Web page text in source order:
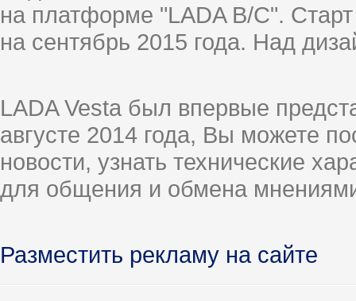
на платформе "LADA B/C".
на сентябрь 2015 года. Над
LADA Vesta был впервые
августе 2014 года, Вы можете
новости, узнать технические
для общения и обмена
Разместить рекламу на сайте